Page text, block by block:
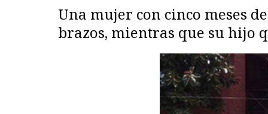
Una mujer con cinco meses
brazos, mientras que su hijo